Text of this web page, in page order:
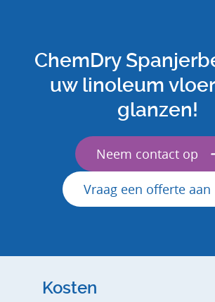
ChemDry
uw linoleum
glanzen!
Neem contact op
Vraag een offerte aan
Kosten